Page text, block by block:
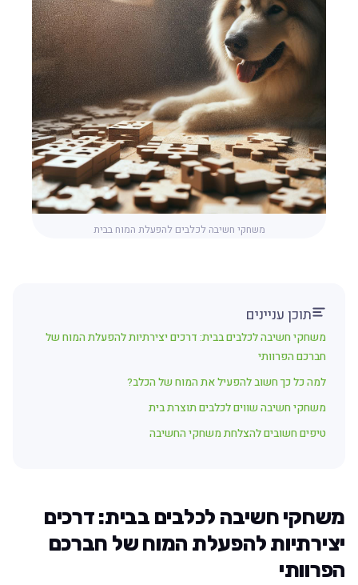
משחקי חשיבה לכלבים להפעלת המוח בבית
תוכן עניינים
משחקי חשיבה לכלבים בבית: דרכים יצירתיות להפעלת המוח של
חברכם הפרוותי
למה כל כך חשוב להפעיל את המוח של הכלב?
משחקי חשיבה שווים לכלבים תוצרת בית
טיפים חשובים להצלחת משחקי החשיבה
משחקי חשיבה לכלבים בבית: דרכים
יצירתיות להפעלת המוח של חברכם
הפרוותי